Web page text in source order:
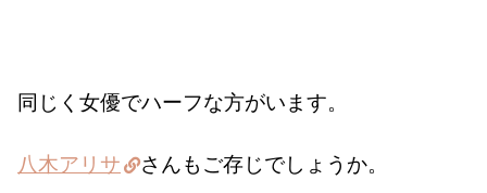
同じく女優でハーフな方がいます。
八木アリサ さんもご存じでしょうか。